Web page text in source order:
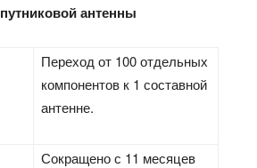
антенны
Переход от 100 отдельных
компонентов к 1 составной
антенне.
Сокращено с 11 месяцев